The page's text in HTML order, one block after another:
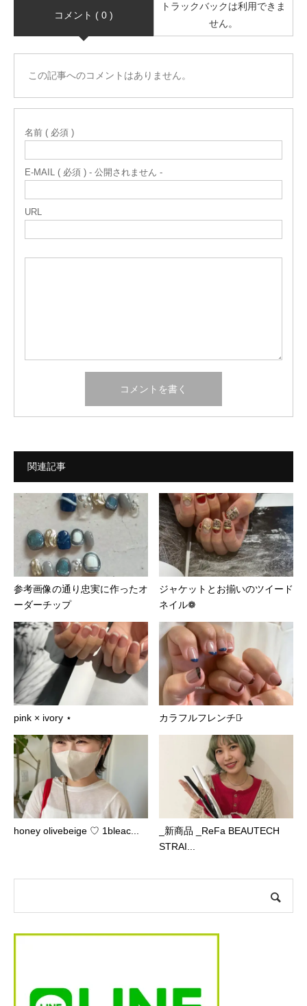
コメント ( 0 )
トラックバックは利用できま
せん。
この記事へのコメントはありません。
名前 ( 必須 )
E-MAIL ( 必須 ) - 公開されません -
URL
関連記事
参考画像の通り忠実に作ったオ
ーダーチップ︎
ジャケットとお揃いのツイード
ネイル❁
pink × ivory ⋆ カラフルフレンチ♡̷
honey olivebeige ♡ 1bleac...
_新商品 _ReFa BEAUTECH
STRAI...